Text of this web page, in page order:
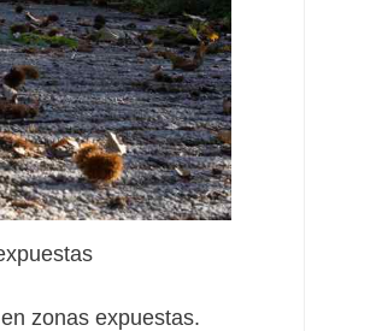
zonas expuestas.